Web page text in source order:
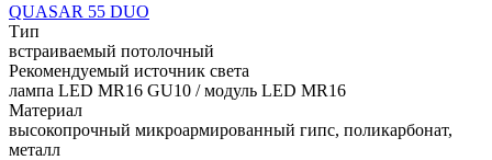
QUASAR 55 DUO
Тип
встраиваемый потолочный
Рекомендуемый источник света
лампа LED MR16 GU10 / модуль LED MR16
Материал
высокопрочный микроармированный гипс, поликарбонат,
металл